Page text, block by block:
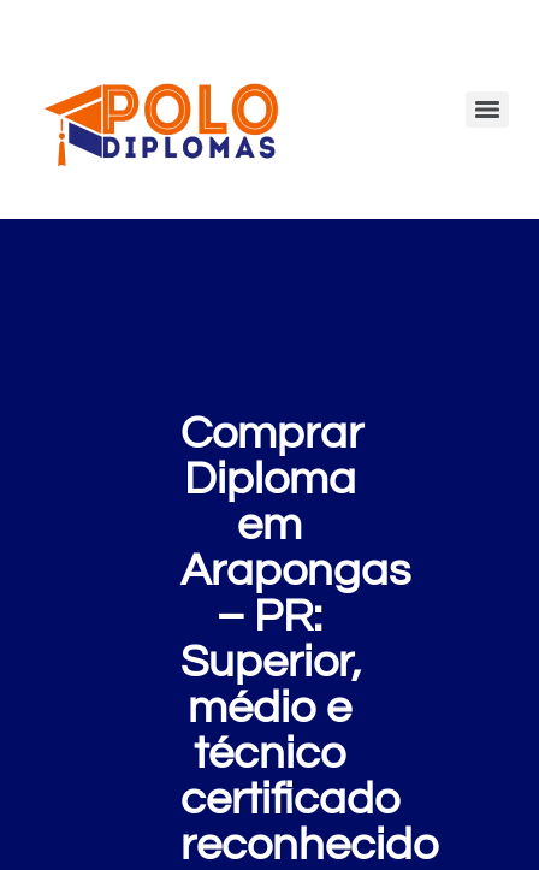
Comprar
Diploma
em
Arapongas
– PR:
Superior,
médio e
técnico
certificado
reconhecido